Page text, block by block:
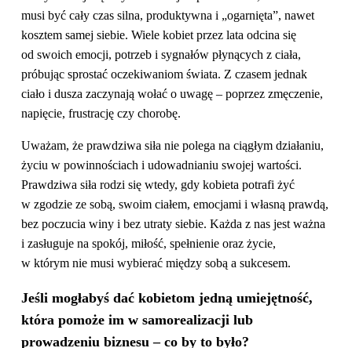
musi być cały czas silna, produktywna i „ogarnięta”, nawet
kosztem samej siebie. Wiele kobiet przez lata odcina się
od swoich emocji, potrzeb i sygnałów płynących z ciała,
próbując sprostać oczekiwaniom świata. Z czasem jednak
ciało i dusza zaczynają wołać o uwagę – poprzez zmęczenie,
napięcie, frustrację czy chorobę.
Uważam, że prawdziwa siła nie polega na ciągłym działaniu,
życiu w powinnościach i udowadnianiu swojej wartości.
Prawdziwa siła rodzi się wtedy, gdy kobieta potrafi żyć
w zgodzie ze sobą, swoim ciałem, emocjami i własną prawdą,
bez poczucia winy i bez utraty siebie. Każda z nas jest ważna
i zasługuje na spokój, miłość, spełnienie oraz życie,
w którym nie musi wybierać między sobą a sukcesem.
Jeśli mogłabyś dać kobietom jedną umiejętność,
która pomoże im w samorealizacji lub
prowadzeniu biznesu – co by to było?